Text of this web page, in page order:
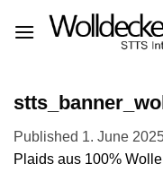
Published 1. June
Plaids aus 100% Wolle